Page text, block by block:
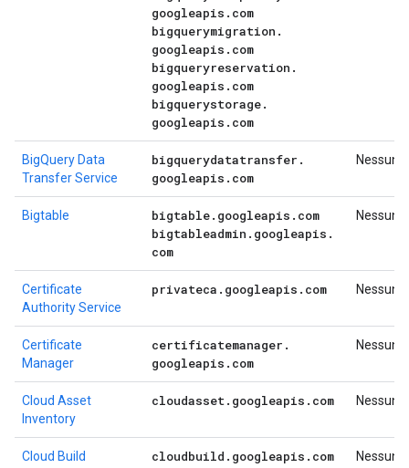
googleapis . com
bigquerymigration .
googleapis . com
bigqueryreservation .
googleapis . com
bigquerystorage.
googleapis . com
BigQuery Data
Transfer Service
bigquerydatatransfer .
googleapis . com
Nessuno
Bigtable bigtable. googleapis . com
bigtableadmin . googleapis .
com
Nessuno
Certificate
Authority Service
privateca . googleapis . com Nessuno
Certificate
Manager
certificatemanager .
googleapis . com
Nessuno
Cloud Asset
Inventory
cloudasset. googleapis . com Nessuno
Cloud Build cloudbuild . googleapis . com Nessuno